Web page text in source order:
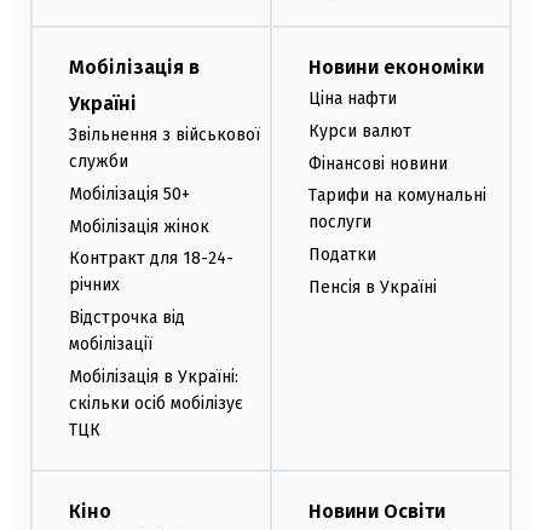
Мобілізація в
Україні
Звільнення з військової
служби
Мобілізація 50+
Мобілізація жінок
Контракт для 18-24-
річних
Відстрочка від
мобілізації
Мобілізація в Україні:
скільки осіб мобілізує
ТЦК
Новини економіки
Ціна нафти
Курси валют
Фінансові новини
Тарифи на комунальні
послуги
Податки
Пенсія в Україні
Кіно Новини Освіти